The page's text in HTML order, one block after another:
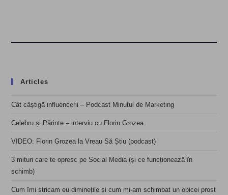
Articles
Cât câștigă influencerii – Podcast Minutul de Marketing
Celebru și Părinte – interviu cu Florin Grozea
VIDEO: Florin Grozea la Vreau Să Știu (podcast)
3 mituri care te opresc pe Social Media (și ce funcționează în
schimb)
Cum îmi stricam eu diminețile și cum mi-am schimbat un obicei prost